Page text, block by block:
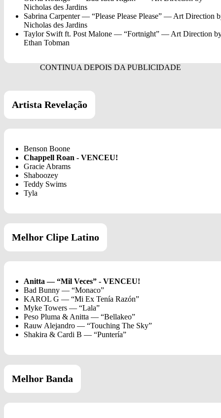
Nicholas des Jardins
Sabrina Carpenter — “Please Please Please” — Art Direction
Nicholas des Jardins
Taylor Swift ft. Post Malone — “Fortnight” — Art Direction
Ethan Tobman
Artista Revelação
Benson Boone
Chappell Roan - VENCEU!
Gracie Abrams
Shaboozey
Teddy Swims
Tyla
Melhor Clipe Latino
Anitta — “Mil Veces” - VENCEU!
Bad Bunny — “Monaco”
KAROL G — “Mi Ex Tenía Razón”
Myke Towers — “Lala”
Peso Pluma & Anitta — “Bellakeo”
Rauw Alejandro — “Touching The Sky”
Shakira & Cardi B — “Puntería”
Melhor Banda